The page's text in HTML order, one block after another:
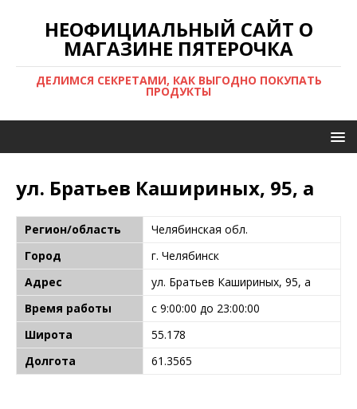
НЕОФИЦИАЛЬНЫЙ САЙТ О
МАГАЗИНЕ ПЯТЕРОЧКА
ДЕЛИМСЯ СЕКРЕТАМИ, КАК ВЫГОДНО ПОКУПАТЬ
ПРОДУКТЫ
ул. Братьев Кашириных, 95, а
Регион/область
Челябинская обл.
Город
г. Челябинск
Адрес
ул. Братьев Кашириных, 95, а
Время работы
с 9:00:00 до 23:00:00
Широта
55.178
Долгота
61.3565